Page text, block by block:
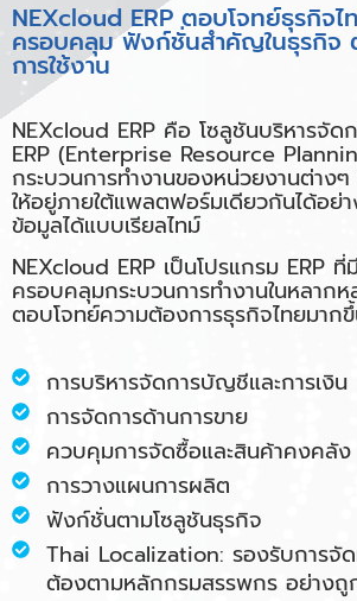
NEXcloud ERP ตอบโจทย์ธุรกิจ
ครอบคลุม ฟังก์ชั่นสำคัญในธุรกิจ
การใช้งาน
NEXcloud ERP คือ โซลูชันบริหารจัด
ERP (Enterprise Resource
กระบวนการทำงานของหน่วยงานต่า
ให้อยู่ภายใต้แพลตฟอร์มเดียวกันได้อย่
ข้อมูลได้แบบเรียลไทม์
NEXcloud ERP เป็นโปรแกรม ERP
ครอบคลุมกระบวนการทำงานในหลากห
ตอบโจทย์ความต้องการธุรกิจไทยมาก
การบริหารจัดการบัญชีและการเงิน
การจัดการด้านการขาย
ควบคุมการจัดซื้อและสินค้าคงคลัง
การวางแผนการผลิต
ฟังก์ชั่นตามโซลูชันธุรกิจ
Thai Localization: รองรับการจั
ต้องตามหลักกรมสรรพกร อย่างถู